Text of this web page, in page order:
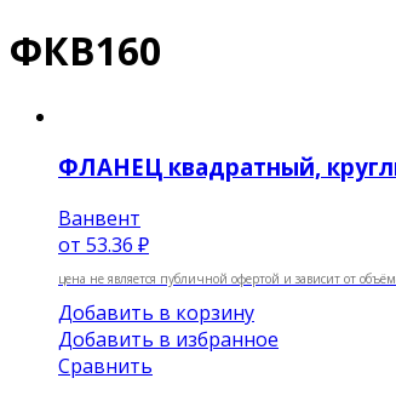
ФКВ160
ФЛАНЕЦ квадратный,
Ванвент
от 53.36 ₽
цена не является публичной офертой и зависит от
Добавить в корзину
Добавить в избранное
Сравнить